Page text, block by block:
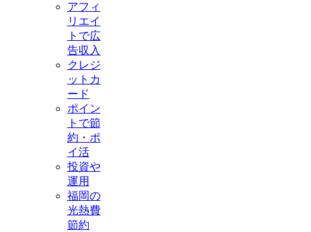
アフィ
リエイ
トで広
告収入
クレジ
ットカ
ード
ポイン
トで節
約・ポ
イ活
投資や
運用
福岡の
光熱費
節約